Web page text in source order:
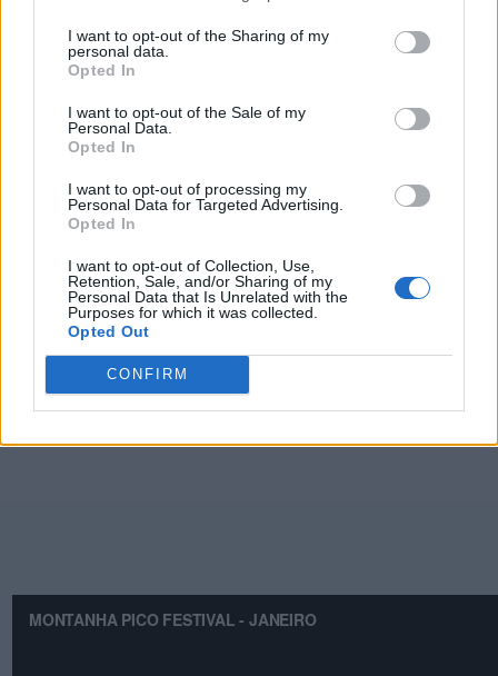
I want to opt-out of the Sharing of my
personal data.
Opted In
I want to opt-out of the Sale of my
Personal Data.
Opted In
I want to opt-out of processing my
Personal Data for Targeted Advertising.
Opted In
I want to opt-out of Collection, Use,
Retention, Sale, and/or Sharing of my
Personal Data that Is Unrelated with the
Purposes for which it was collected.
Opted Out
CONFIRM
Haja saúde!
Post scriptum : Reportagens RTP-Açores —